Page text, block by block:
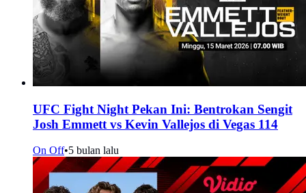
UFC Fight Night Pekan Ini: Bentrokan Sengit
Josh Emmett vs Kevin Vallejos di Vegas 114
On Off•5 bulan lalu